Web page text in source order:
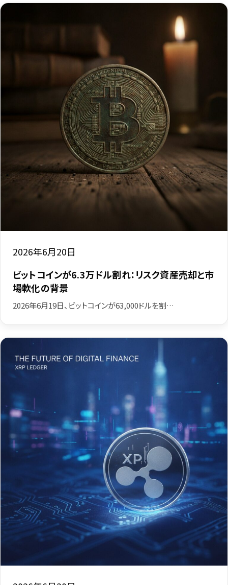
2026年6月20日
ビットコインが6.3万ドル割れ：リスク資産売却と市
場軟化の背景
2026年6月19日、ビットコインが63,000ドルを割…